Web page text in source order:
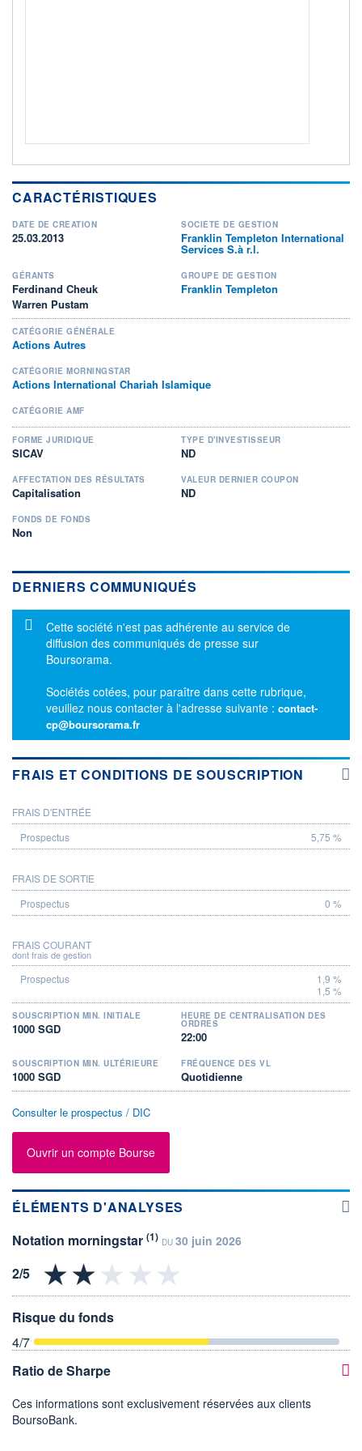
+ PORTEFEUILLE + LISTE
CARACTÉRISTIQUES
DATE DE CRÉATION
25.03.2013
SOCIÉTÉ DE GESTION
Franklin Templeton International
Services S.à r.l.
GÉRANTS
Ferdinand Cheuk
Warren Pustam
GROUPE DE GESTION
Franklin Templeton
CATÉGORIE GÉNÉRALE
Actions Autres
CATÉGORIE MORNINGSTAR
Actions International Chariah Islamique
CATÉGORIE AMF
FORME JURIDIQUE
SICAV
TYPE D'INVESTISSEUR
ND
AFFECTATION DES RÉSULTATS
Capitalisation
VALEUR DERNIER COUPON
ND
FONDS DE FONDS
Non
DERNIERS COMMUNIQUÉS
Message d'information
Cette société n'est pas adhérente au service de
diffusion des communiqués de presse sur
Boursorama.
Sociétés cotées, pour paraître dans cette rubrique,
veuillez nous contacter à l'adresse suivante : contact-
cp@boursorama.fr
FRAIS ET CONDITIONS DE SOUSCRIPTION
PROSPECTUS
FRAIS D'ENTRÉE
5,75 %
FRAIS DE SORTIE
0 %
FRAIS COURANT
dont frais de gestion
1,9 %
1,5 %
SOUSCRIPTION MIN. INITIALE
1000 SGD
HEURE DE CENTRALISATION DES
ORDRES
22:00
SOUSCRIPTION MIN. ULTÉRIEURE
1000 SGD
FRÉQUENCE DES VL
Quotidienne
Consulter le prospectus / DIC
Ouvrir un compte Bourse
ÉLÉMENTS D'ANALYSES
Notation morningstar (1) DU 30 juin 2026
Risque du fonds
4/7
Ratio de Sharpe
Ces informations sont exclusivement réservées aux clients
BoursoBank.